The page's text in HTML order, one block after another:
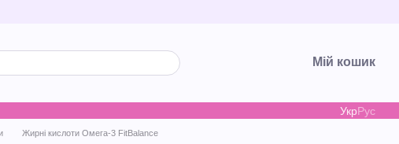
Мій кошик
УкрРус
Жирні кислоти Омега-3 FitBalance